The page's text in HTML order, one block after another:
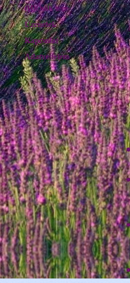
(H)Ősök tere
Üzenetek
Kapcsolat
Adatvédelem